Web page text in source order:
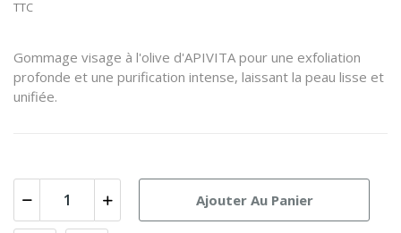
TTC
Gommage visage à l'olive d'APIVITA pour une exfoliation
profonde et une purification intense, laissant la peau lisse et
unifiée.
Ajouter Au Panier